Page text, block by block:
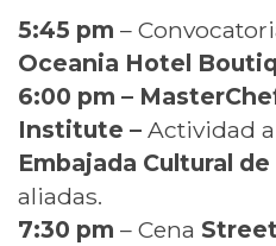
5:45 pm –
Oceania Hotel
6:00 pm –
Institute – Actividad
Embajada Cultural
aliadas.
7:30 pm – Cena